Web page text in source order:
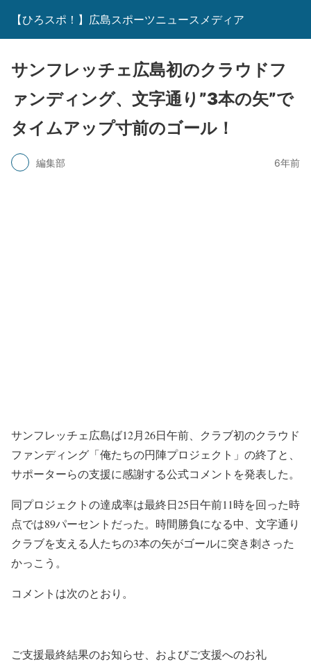
【ひろスポ！】広島スポーツニュースメディア
サンフレッチェ広島初のクラウドフ
ァンディング、文字通り”3本の矢”で
タイムアップ寸前のゴール！
編集部 6年前
サンフレッチェ広島ば12月26日午前、クラブ初のクラウド
ファンディング「俺たちの円陣プロジェクト」の終了と、
サポーターらの支援に感謝する公式コメントを発表した。
同プロジェクトの達成率は最終日25日午前11時を回った時
点では89パーセントだった。時間勝負になる中、文字通り
クラブを支える人たちの3本の矢がゴールに突き刺さった
かっこう。
コメントは次のとおり。
ご支援最終結果のお知らせ、およびご支援へのお礼